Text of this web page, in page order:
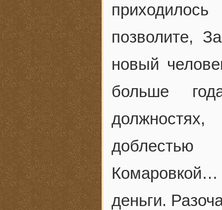
позволите,
новый
больше
деньги.